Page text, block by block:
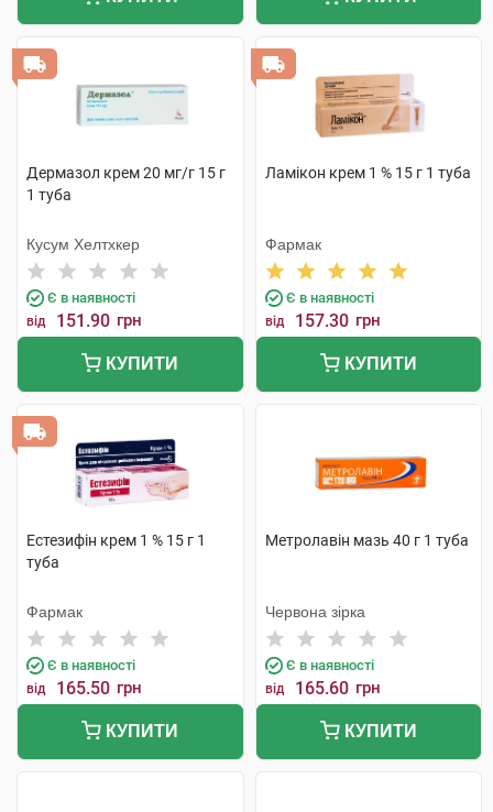
Дермазол крем 20 мг/г 15 г
1 туба
Кусум Хелтхкер
Є в наявності
від 151.90 грн
КУПИТИ
Ламікон крем 1 % 15 г 1 туба
Фармак
Є в наявності
від 157.30 грн
КУПИТИ
Естезифін крем 1 % 15 г 1
туба
Фармак
Є в наявності
від 165.50 грн
КУПИТИ
Метролавiн мазь 40 г 1 туба
Червона зірка
Є в наявності
від 165.60 грн
КУПИТИ